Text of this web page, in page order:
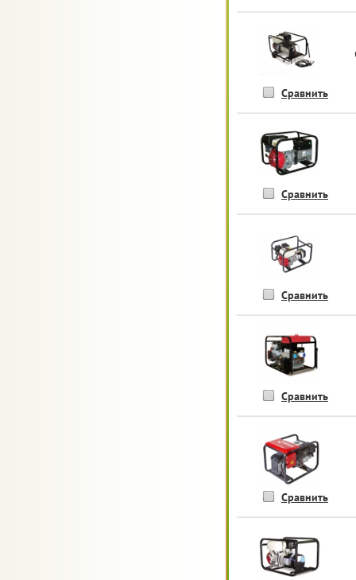
Сравнить
Сравнить
Сравнить
Сравнить
Сравнить